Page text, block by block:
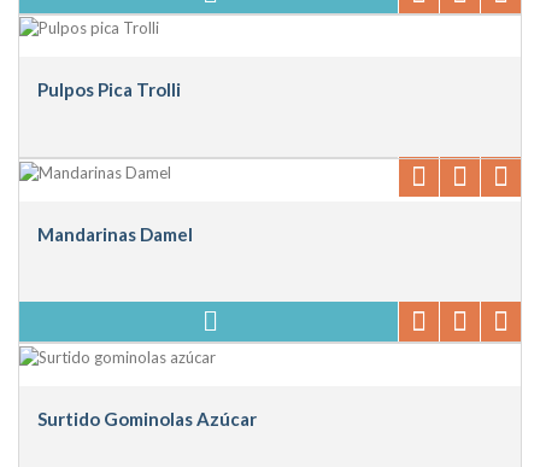
Pulpos Pica Trolli
Mandarinas Damel
Surtido Gominolas Azúcar